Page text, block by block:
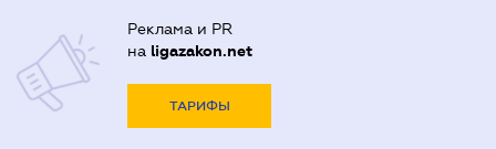
Реклама и PR
на ligazakon.net
ТАРИФЫ